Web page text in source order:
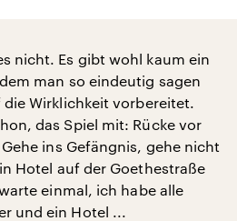
nicht. Es gibt wohl kaum ein
man so eindeutig sagen
Wirklichkeit vorbereitet.
das Spiel mit: Rücke vor
ins Gefängnis, gehe nicht
Hotel auf der Goethestraße
einmal, ich habe alle
und ein Hotel ...